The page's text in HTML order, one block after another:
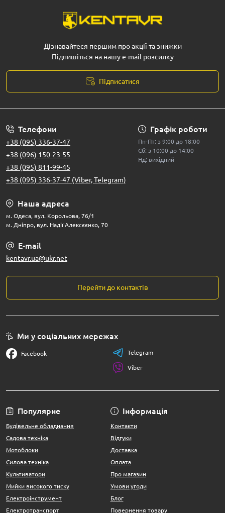
Дізнавайтеся першим про акції та знижки
Підпишіться на нашу e-mail розсилку
Підписатися
Телефони
+38 (095) 336-37-47
+38 (096) 150-23-55
+38 (095) 811-99-45
+38 (095) 336-37-47 (Viber, Telegram)
Графік роботи
Пн-Пт: з 9:00 до 18:00
Сб: з 10:00 до 14:00
Нд: вихідний
Наша адреса
м. Одеса, вул. Корольова, 76/1
м. Дніпро, вул. Надії Алексєєнко, 70
E-mail
kentavr.ua@ukr.net
Перейти до контактів
Популярне
Будівельне обладнання
Садова техніка
Мотоблоки
Силова техніка
Культиватори
Мийки високого тиску
Електроінструмент
Електротранспорт
Інформація
Контакти
Відгуки
Доставка
Оплата
Про магазин
Умови угоди
Блог
Повернення товару
Ми у соціальних мережах
Facebook Telegram
Viber